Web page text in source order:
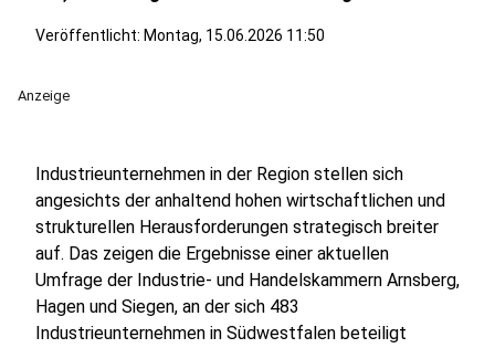
Veröffentlicht: Montag, 15.06.2026 11:50
Anzeige
Industrieunternehmen in der Region stellen sich
angesichts der anhaltend hohen wirtschaftlichen und
strukturellen Herausforderungen strategisch breiter
auf. Das zeigen die Ergebnisse einer aktuellen
Umfrage der Industrie- und Handelskammern Arnsberg,
Hagen und Siegen, an der sich 483
Industrieunternehmen in Südwestfalen beteiligt